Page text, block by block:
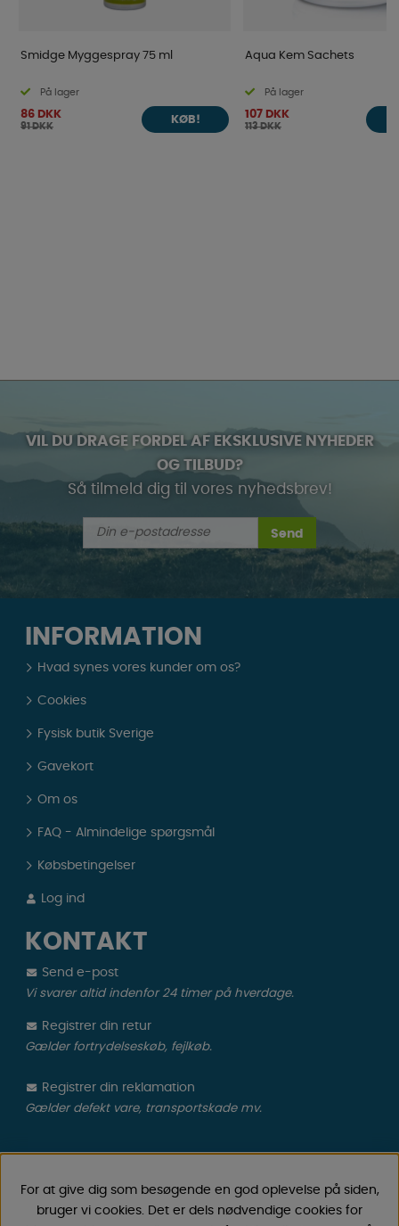
Smidge Myggespray 75 ml
På lager
86 DKK
91 DKK
KØB!
Aqua Kem Sachets
På lager
107 DKK
113 DKK
VIL DU DRAGE FORDEL AF EKSKLUSIVE NYHEDER
OG TILBUD?
Så tilmeld dig til vores nyhedsbrev!
Send
INFORMATION
Hvad synes vores kunder om os?
Cookies
Fysisk butik Sverige
Gavekort
Om os
FAQ - Almindelige spørgsmål
Købsbetingelser
Log ind
KONTAKT
Send e-post
Vi svarer altid indenfor 24 timer på hverdage.
Registrer din retur
Gælder fortrydelseskøb, fejlkøb.
Registrer din reklamation
Gælder defekt vare, transportskade mv.
Vi har oparbejdet stor erfaring med campingvogne &
autocamper tilbehør gennem årene, fordi vi har
For at give dig som besøgende en god oplevelse på siden,
bruger vi cookies. Det er dels nødvendige cookies for